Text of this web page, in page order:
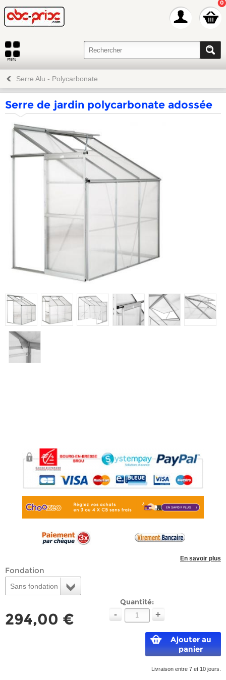
0
Serre Alu - Polycarbonate
Serre de jardin polycarbonate adossée
En savoir plus
Fondation
Sans fondation
294,00 €
Quantité:
- +
Ajouter au
panier
Livraison entre 7 et 10 jours.